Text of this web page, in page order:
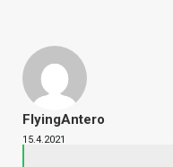
FlyingAntero
15.4.2021